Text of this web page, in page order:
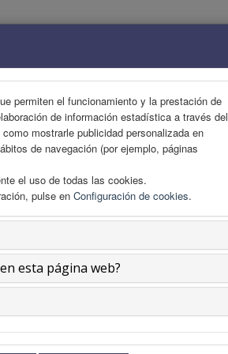
permiten el funcionamiento y la prestación de
de información estadística a través del
mostrarle publicidad personalizada en
de navegación (por ejemplo, páginas
el uso de todas las cookies.
pulse en Configuración de cookies.
esta página web?